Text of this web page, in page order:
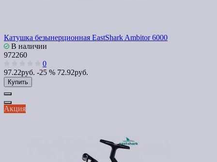
Катушка безынерционная EastShark Ambitor 6000
В наличии
972260
0
97.22руб. -25 % 72.92руб.
Купить
Акция